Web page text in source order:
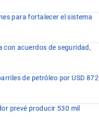
para fortalecer el sistema
con acuerdos de seguridad,
de petróleo por USD 872
prevé producir 530 mil